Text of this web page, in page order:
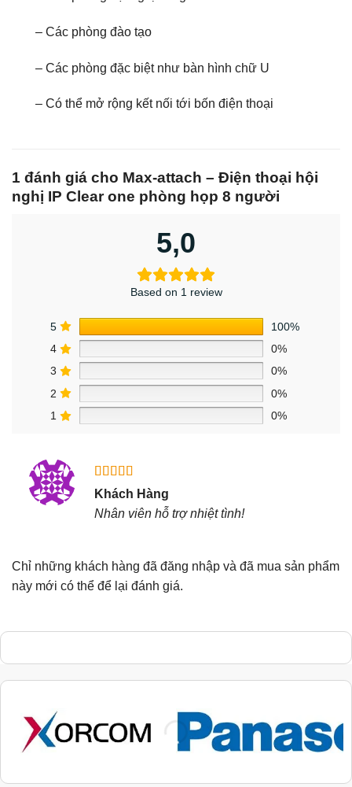
– Các phòng đào tạo
– Các phòng đặc biệt như bàn hình chữ U
– Có thể mở rộng kết nối tới bốn điện thoại
1 đánh giá cho Max-attach – Điện thoại hội
nghị IP Clear one phòng họp 8 người
5,0
Based on 1 review
5
100%
4
0%
3
0%
2
0%
1
0%
Được xếp
hạng55
sao
Khách Hàng
Nhân viên hỗ trợ nhiệt tình!
Chỉ những khách hàng đã đăng nhập và đã mua sản phẩm
này mới có thể để lại đánh giá.